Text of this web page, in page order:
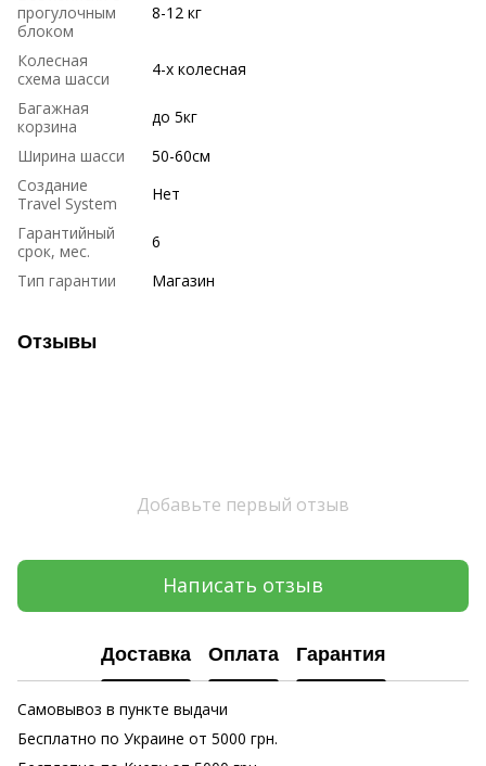
прогулочным
блоком
8-12 кг
Колесная
схема шасси
4-х колесная
Багажная
корзина
до 5кг
Ширина шасси
50-60см
Создание
Travel System
Нет
Гарантийный
срок, мес.
6
Тип гарантии
Магазин
Отзывы
Добавьте первый отзыв
Написать отзыв
Доставка Оплата Гарантия
Самовывоз в пункте выдачи
Бесплатно по Украине от 5000 грн.